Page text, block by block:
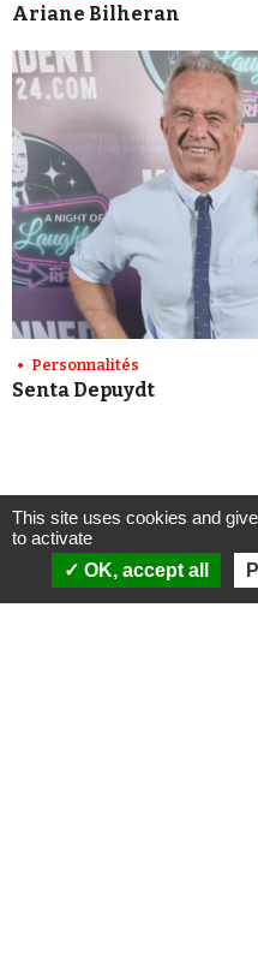
Ariane Bilheran
Personnalités
Senta Depuydt
This site uses cookies and
to activate
OK, accept all